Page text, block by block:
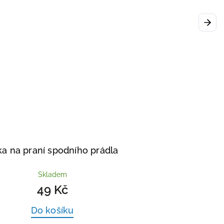
na praní spodního prádla
Skladem
49 Kč
Do košíku
Next